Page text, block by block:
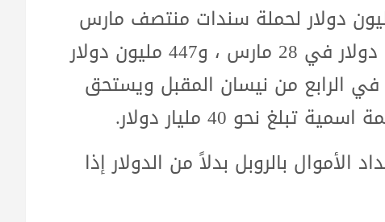
من المقرر أن تسدد روسيا 66 مليون دولار لحملة سندات منتصف مارس
ومن المقرر أن تسدد روسيا 102 مليون دولار في 28 مارس ، و447 مليون دولار
مستحقة في الرابع من نيسان المقبل ويستحق
بالروبل بدلاً من الدولار إذا